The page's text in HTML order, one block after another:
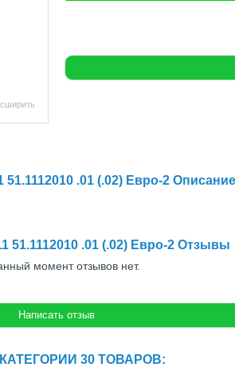
.01 (.02) Евро-2 Описание
51.1112010 .01 (.02) Евро-2 Отзывы
момент отзывов нет.
30 ТОВАРОВ: